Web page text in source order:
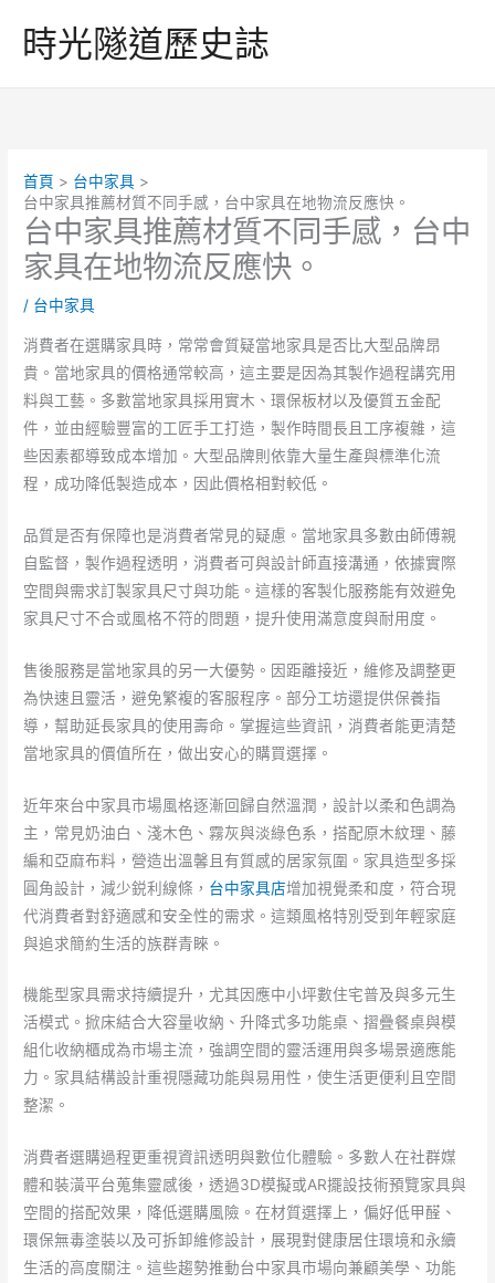
時光隧道歷史誌
首頁
台中家具
台中家具推薦材質不同手感，台中家具在地物流反應快。
台中家具推薦材質不同手感，台中
家具在地物流反應快。
/ 台中家具
消費者在選購家具時，常常會質疑當地家具是否比大型品牌昂
貴。當地家具的價格通常較高，這主要是因為其製作過程講究用
料與工藝。多數當地家具採用實木、環保板材以及優質五金配
件，並由經驗豐富的工匠手工打造，製作時間長且工序複雜，這
些因素都導致成本增加。大型品牌則依靠大量生產與標準化流
程，成功降低製造成本，因此價格相對較低。
品質是否有保障也是消費者常見的疑慮。當地家具多數由師傅親
自監督，製作過程透明，消費者可與設計師直接溝通，依據實際
空間與需求訂製家具尺寸與功能。這樣的客製化服務能有效避免
家具尺寸不合或風格不符的問題，提升使用滿意度與耐用度。
售後服務是當地家具的另一大優勢。因距離接近，維修及調整更
為快速且靈活，避免繁複的客服程序。部分工坊還提供保養指
導，幫助延長家具的使用壽命。掌握這些資訊，消費者能更清楚
當地家具的價值所在，做出安心的購買選擇。
近年來台中家具市場風格逐漸回歸自然溫潤，設計以柔和色調為
主，常見奶油白、淺木色、霧灰與淡綠色系，搭配原木紋理、藤
編和亞麻布料，營造出溫馨且有質感的居家氛圍。家具造型多採
圓角設計，減少鋭利線條， 台中家具店增加視覺柔和度，符合現
代消費者對舒適感和安全性的需求。這類風格特別受到年輕家庭
與追求簡約生活的族群青睞。
機能型家具需求持續提升，尤其因應中小坪數住宅普及與多元生
活模式。掀床結合大容量收納、升降式多功能桌、摺疊餐桌與模
組化收納櫃成為市場主流，強調空間的靈活運用與多場景適應能
力。家具結構設計重視隱藏功能與易用性，使生活更便利且空間
整潔。
消費者選購過程更重視資訊透明與數位化體驗。多數人在社群媒
體和裝潢平台蒐集靈感後，透過3D模擬或AR擺設技術預覽家具與
空間的搭配效果，降低選購風險。在材質選擇上，偏好低甲醛、
環保無毒塗裝以及可拆卸維修設計，展現對健康居住環境和永續
生活的高度關注。這些趨勢推動台中家具市場向兼顧美學、功能